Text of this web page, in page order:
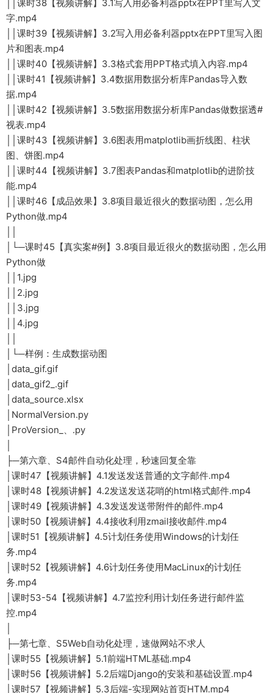
││课时38【视频讲解】3.1写入用必备利器pptx在PPT里写入文
字.mp4
││课时39【视频讲解】3.2写入用必备利器pptx在PPT里写入图
片和图表.mp4
││课时40【视频讲解】3.3格式套用PPT格式填入内容.mp4
││课时41【视频讲解】3.4数据用数据分析库Pandas导入数
据.mp4
││课时42【视频讲解】3.5数据用数据分析库Pandas做数据透#
视表.mp4
││课时43【视频讲解】3.6图表用matplotlib画折线图、柱状
图、饼图.mp4
││课时44【视频讲解】3.7图表Pandas和matplotlib的进阶技
能.mp4
││课时46【成品效果】3.8项目最近很火的数据动图，怎么用
Python做.mp4
│└─课时45【真实案#例】3.8项目最近很火的数据动图，怎么用
Python做
││1.jpg
││2.jpg
││3.jpg
││4.jpg
│└─样例：生成数据动图
│data_gif.gif
│data_gif2_.gif
│data_source.xlsx
│NormalVersion.py
│ProVersion_、.py
├─第六章、S4邮件自动化处理，秒速回复全靠
│课时47【视频讲解】4.1发送发送普通的文字邮件.mp4
│课时48【视频讲解】4.2发送发送花哨的html格式邮件.mp4
│课时49【视频讲解】4.3发送发送带附件的邮件.mp4
│课时50【视频讲解】4.4接收利用zmail接收邮件.mp4
│课时51【视频讲解】4.5计划任务使用Windows的计划任
务.mp4
│课时52【视频讲解】4.6计划任务使用MacLinux的计划任
务.mp4
│课时53-54【视频讲解】4.7监控利用计划任务进行邮件监
控.mp4
├─第七章、S5Web自动化处理，速做网站不求人
│课时55【视频讲解】5.1前端HTML基础.mp4
│课时56【视频讲解】5.2后端Django的安装和基础设置.mp4
│课时57【视频讲解】5.3后端-实现网站首页HTM.mp4